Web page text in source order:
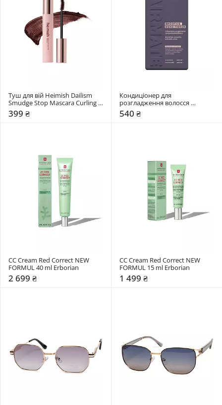
Туш для вій Heimish Dailism
Smudge Stop Mascara Curling
New
399 ₴
Кондиціонер для
розгладження волосся
Hairmate Smoothie Conditioner
540 ₴
CC Cream Red Correct NEW
FORMUL 40 ml Erborian
2 699 ₴
CC Cream Red Correct NEW
FORMUL 15 ml Erborian
1 499 ₴